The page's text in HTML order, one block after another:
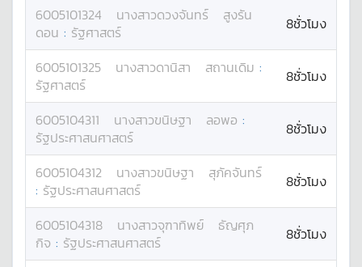
6005101324 นางสาวดวงจันทร์
สูงรัน
ดอน : รัฐศาสตร์ 8ชั่วโมง
6005101325 นางสาวดานิสา สถานเดิม :
รัฐศาสตร์
8ชั่วโมง
6005104311 นางสาวขนิษฐา ลอพอ :
รัฐประศาสนศาสตร์
8ชั่วโมง
6005104312 นางสาวขนิษฐา
สุภัคจันทร์
: รัฐประศาสนศาสตร์ 8ชั่วโมง
6005104318 นางสาวจุฑาทิพย์
ธัญศุภ
กิจ : รัฐประศาสนศาสตร์ 8ชั่วโมง